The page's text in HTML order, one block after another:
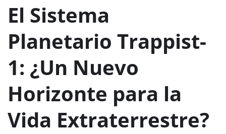
El Sistema
Planetario Trappist-
1: ¿Un Nuevo
Horizonte para la
Vida Extraterrestre?